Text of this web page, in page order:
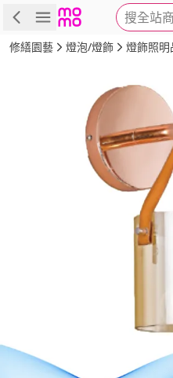
搜全站
商品 評價
修繕園藝 燈泡/燈飾 燈飾照明